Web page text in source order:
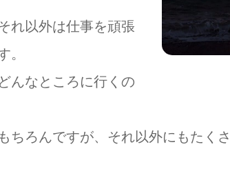
れ以外は仕事を頑張
。
んなところに行くの
ちろんですが、それ以外にもたく